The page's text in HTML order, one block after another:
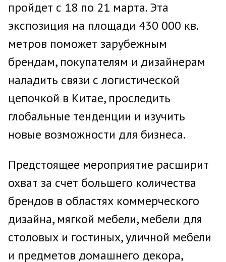
пройдет с 18 по 21 марта. Эта
экспозиция на площади 430 000 кв.
метров поможет зарубежным
брендам, покупателям и дизайнерам
наладить связи с логистической
цепочкой в Китае, проследить
глобальные тенденции и изучить
новые возможности для бизнеса.
Предстоящее мероприятие расширит
охват за счет большего количества
брендов в областях коммерческого
дизайна, мягкой мебели, мебели для
столовых и гостиных, уличной мебели
и предметов домашнего декора,